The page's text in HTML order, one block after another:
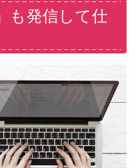
も発信して仕